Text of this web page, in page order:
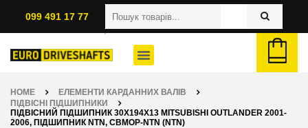
099 491 17 77
HOME
ЕЛЕМЕНТИ КАРДАННИХ ВАЛІВ
ПІДВІСНІ ПІДШИПНИКИ
ПІДВІСНИЙ ПІДШИПНИК 30X194X13 MITSUBISHI OUTLANDER 2001-
2006, ПІДШИПНИК NTN, CBMOP-NTN (NTN)